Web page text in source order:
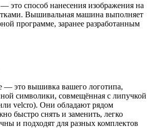
способ нанесения изображения на
Вышивальная машина выполняет
программе, заранее разработанным
— это вышивка вашего логотипа,
символики, совмещённая с липучкой
velcro). Они обладают рядом
быстро снять и заменить, легко
и подходят для разных комплектов